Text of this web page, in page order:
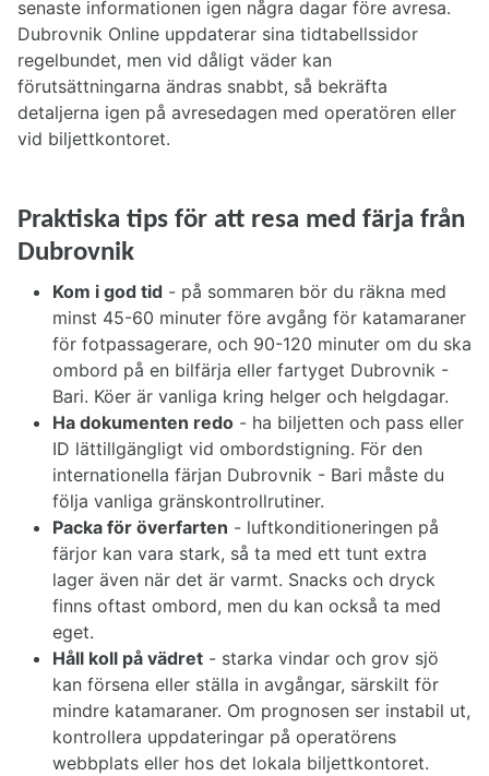
senaste informationen igen några dagar före avresa.
Dubrovnik Online uppdaterar sina tidtabellssidor
regelbundet, men vid dåligt väder kan
förutsättningarna ändras snabbt, så bekräfta
detaljerna igen på avresedagen med operatören eller
vid biljettkontoret.
Praktiska tips för att resa med färja från
Dubrovnik
Kom i god tid - på sommaren bör du räkna med
minst 45-60 minuter före avgång för katamaraner
för fotpassagerare, och 90-120 minuter om du ska
ombord på en bilfärja eller fartyget Dubrovnik -
Bari. Köer är vanliga kring helger och helgdagar.
Ha dokumenten redo - ha biljetten och pass eller
ID lättillgängligt vid ombordstigning. För den
internationella färjan Dubrovnik - Bari måste du
följa vanliga gränskontrollrutiner.
Packa för överfarten - luftkonditioneringen på
färjor kan vara stark, så ta med ett tunt extra
lager även när det är varmt. Snacks och dryck
finns oftast ombord, men du kan också ta med
eget.
Håll koll på vädret - starka vindar och grov sjö
kan försena eller ställa in avgångar, särskilt för
mindre katamaraner. Om prognosen ser instabil ut,
kontrollera uppdateringar på operatörens
webbplats eller hos det lokala biljettkontoret.